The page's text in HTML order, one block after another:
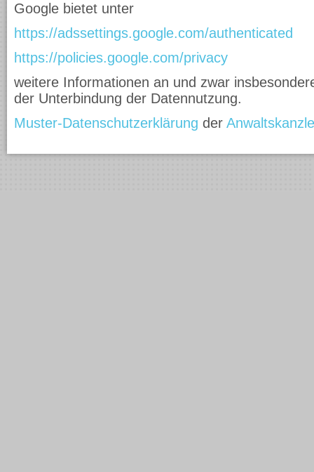
Google bietet unter
https://adssettings.google.com/authenticated
https://policies.google.com/privacy
weitere Informationen an und zwar
der Unterbindung der Datennutzung.
Muster-Datenschutzerklärung der